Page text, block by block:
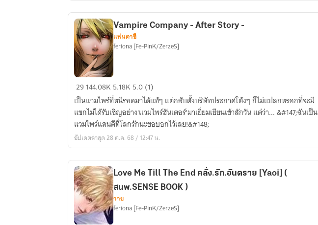
Vampire
Company
-
After
Story
-
Vampire Company - After Story -
แฟนตาซี
feriona [Fe-PinK/ZerzeS]
29 144.08K 5.18K 5.0 (1)
เป็นเเวมไพร์ที่หนีรอดมาได้แท้ๆ แต่กลับตั้งบริษัทประกาศโต้งๆ ก็ไม่แปลกหรอกที่จะมี
แขกไม่ได้รับเชิญอย่าง'เเวมไพร์ฮันเตอร์'มาเยี่ยมเยียนเข้าสักวัน แต่ว่า... &#147;ฉันเป็น
แวมไพร์แสนดีที่โลกรักนะขอบอกไว้เลย!&#148;
อัปเดตล่าสุด 28 ต.ค. 68 / 12:47 น.
Love Me Till The End คลั่ง.รัก.อันตราย [Yaoi] (
สนพ.SENSE BOOK )
วาย
feriona [Fe-PinK/ZerzeS]